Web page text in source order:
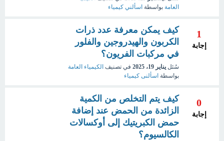
العامة بواسطة اسألني كيمياء
1
إجابة
كيف يمكن معرفة عدد ذرات
الكربون والهيدروجين والفلور
في مركبات الفريون؟
سُئل يناير 19، 2025 في تصنيف الكيمياء العامة
بواسطة اسألنى كيمياء
0
إجابة
كيف يتم التخلص من الكمية
الزائدة من الحمض عند إضافة
حمض الكبريتيك إلى أوكسالات
الكالسيوم؟